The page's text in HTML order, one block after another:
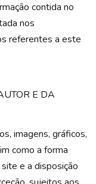
contida no
nos
referentes a este
E DA
imagens, gráficos,
como a forma
e a disposição